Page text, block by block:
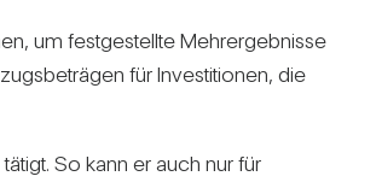
um fest­ge­stellte Mehr­ergeb­nisse
für Inves­ti­tionen, die
So kann er auch nur für